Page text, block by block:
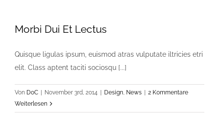
Morbi Dui Et Lectus
Quisque ligulas ipsum, euismod atras vulputate iltricies etri
elit. Class aptent taciti sociosqu [...]
Von DoC | November 3rd, 2014 | Design News | 2 Kommentare
Weiterlesen